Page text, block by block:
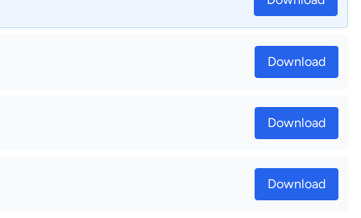
Download
Download
Download